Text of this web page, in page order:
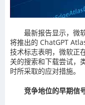
最新报告显示，微
将推出的 ChatGPT
技术标志表明，微软正
关的搜索和下载尝试，
时所采取的应对措施。
竞争地位的早期信